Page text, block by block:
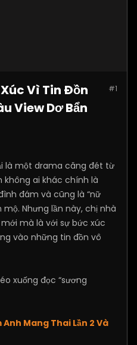
#1
Vì Tin Đồn
View Dơ Bẩn
là một drama căng đét từ
không ai khác chính là
đám và cũng là “nữ
Nhưng lần này, chị nhà
mà là với sự bức xúc
vào những tin đồn vô
xuống đọc “sương
Mang Thai Lần 2 Và